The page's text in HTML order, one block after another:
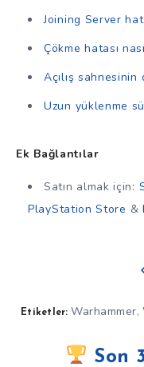
Joining Server
Çökme hatası
Açılış
Uzun yüklenme
Ek Bağlantılar
Satın almak için:
PlayStation Store &
Etiketler: Warhammer,
Son